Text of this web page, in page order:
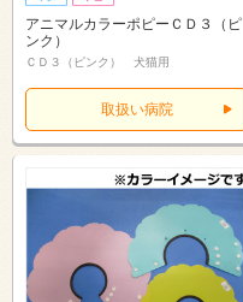
アニマルカラーポピーＣＤ３（ピ
ンク）
ＣＤ３（ピンク） 犬猫用
取扱い病院